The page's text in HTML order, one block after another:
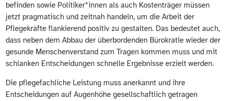
befinden sowie Politiker*innen als auch Kostenträger müssen
jetzt pragmatisch und zeitnah handeln, um die Arbeit der
Pflegekräfte flankierend positiv zu gestalten. Das bedeutet auch,
dass neben dem Abbau der überbordenden Bürokratie wieder der
gesunde Menschenverstand zum Tragen kommen muss und mit
schlanken Entscheidungen schnelle Ergebnisse erzielt werden.
Die pflegefachliche Leistung muss anerkannt und ihre
Entscheidungen auf Augenhöhe gesellschaftlich getragen